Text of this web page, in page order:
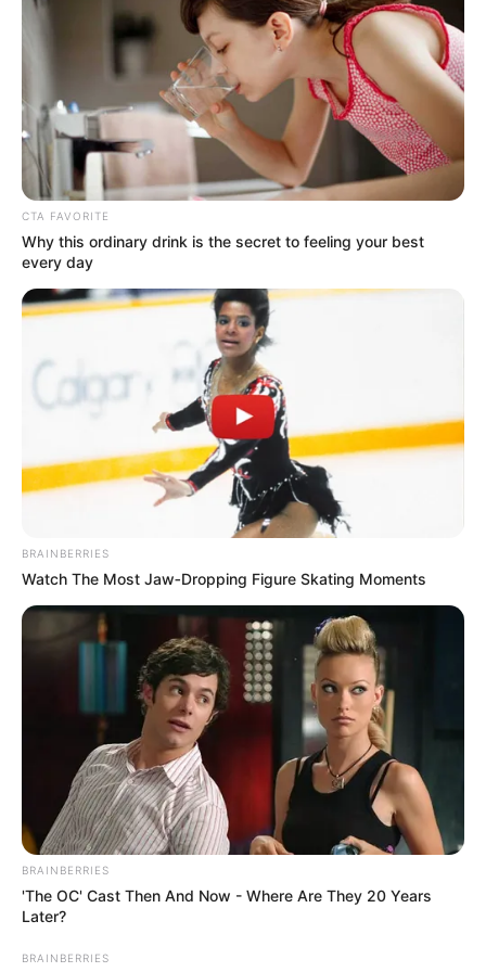
CTA FAVORITE
Why this ordinary drink is the secret to feeling your best
every day
BRAINBERRIES
Watch The Most Jaw‑Dropping Figure Skating Moments
BRAINBERRIES
'The OC' Cast Then And Now - Where Are They 20 Years
Later?
BRAINBERRIES